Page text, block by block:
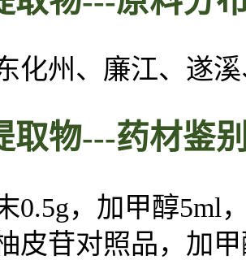
化州、廉江、遂
取物---药材鉴
0.5g，加甲醇5ml
皮苷对照品，加